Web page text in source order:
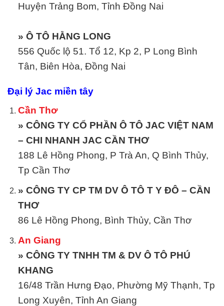
Huyện Trảng Bom, Tỉnh Đồng Nai
» Ô TÔ HẰNG LONG
556 Quốc lộ 51. Tổ 12, Kp 2, P Long Bình
Tân, Biên Hòa, Đồng Nai
Đại lý Jac miền tây
Cần Thơ
» CÔNG TY CỔ PHẦN Ô TÔ JAC VIỆT NAM
– CHI NHANH JAC CẦN THƠ
188 Lê Hồng Phong, P Trà An, Q Bình Thủy,
Tp Cần Thơ
» CÔNG TY CP TM DV Ô TÔ T Y ĐÔ – CẦN
THƠ
86 Lê Hồng Phong, Bình Thủy, Cần Thơ
An Giang
» CÔNG TY TNHH TM & DV Ô TÔ PHÚ
KHANG
16/48 Trần Hưng Đạo, Phường Mỹ Thạnh, Tp
Long Xuyên, Tỉnh An Giang